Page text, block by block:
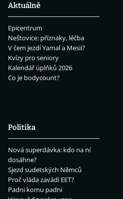
Aktuálně
Epicentrum
Neštovice: příznaky, léčba
V čem jezdí Yamal a Mesii?
Kvízy pro seniory
Kalendář úplňků 2026
Co je bodycount?
Politika
Nová superdávka: kdo na ní
dosáhne?
Sjezd sudetských Němců
Proč vláda zavádí EET?
Padni komu padni